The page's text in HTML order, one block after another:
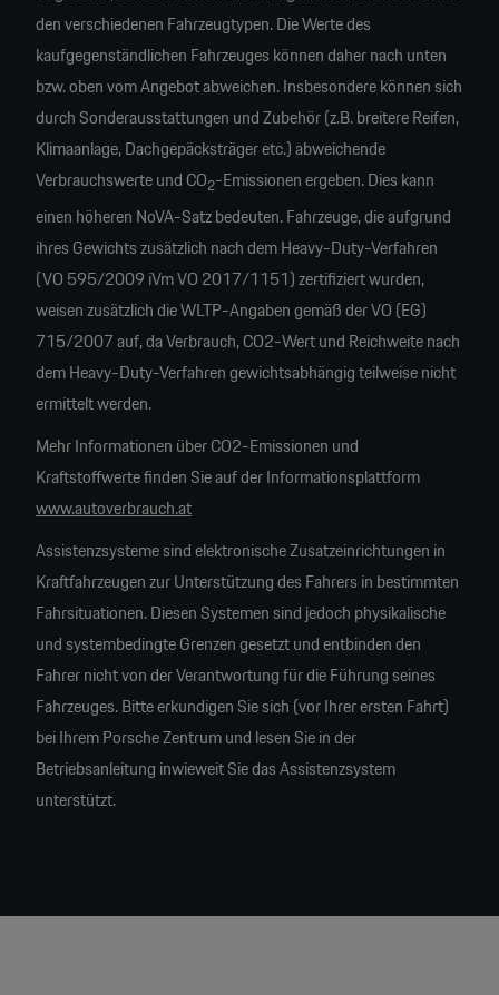
den verschiedenen Fahrzeugtypen. Die Werte des
kaufgegenständlichen Fahrzeuges können daher nach unten
bzw. oben vom Angebot abweichen. Insbesondere können sich
durch Sonderausstattungen und Zubehör (z.B. breitere Reifen,
Klimaanlage, Dachgepäcksträger etc.) abweichende
Verbrauchswerte und CO2-Emissionen ergeben. Dies kann
einen höheren NoVA-Satz bedeuten. Fahrzeuge, die aufgrund
ihres Gewichts zusätzlich nach dem Heavy-Duty-Verfahren
(VO 595/2009 iVm VO 2017/1151) zertifiziert wurden,
weisen zusätzlich die WLTP-Angaben gemäß der VO (EG)
715/2007 auf, da Verbrauch, CO2-Wert und Reichweite nach
dem Heavy-Duty-Verfahren gewichtsabhängig teilweise nicht
ermittelt werden.
Mehr Informationen über CO2-Emissionen und
Kraftstoffwerte finden Sie auf der Informationsplattform
www.autoverbrauch.at
Assistenzsysteme sind elektronische Zusatzeinrichtungen in
Kraftfahrzeugen zur Unterstützung des Fahrers in bestimmten
Fahrsituationen. Diesen Systemen sind jedoch physikalische
und systembedingte Grenzen gesetzt und entbinden den
Fahrer nicht von der Verantwortung für die Führung seines
Fahrzeuges. Bitte erkundigen Sie sich (vor Ihrer ersten Fahrt)
bei Ihrem Porsche Zentrum und lesen Sie in der
Betriebsanleitung inwieweit Sie das Assistenzsystem
unterstützt.